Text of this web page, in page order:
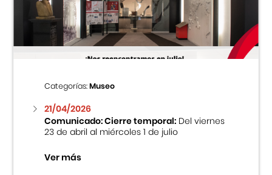
Centro Cultural Peruano Japonés
Museo de la Inmigración Japonesa
Fondo Editorial
Teatro Peruano Japonés
Categorías:Museo
21/04/2026
Comunicado: Cierre temporal:Del viernes
23 de abril al miércoles 1 de julio
Ver más